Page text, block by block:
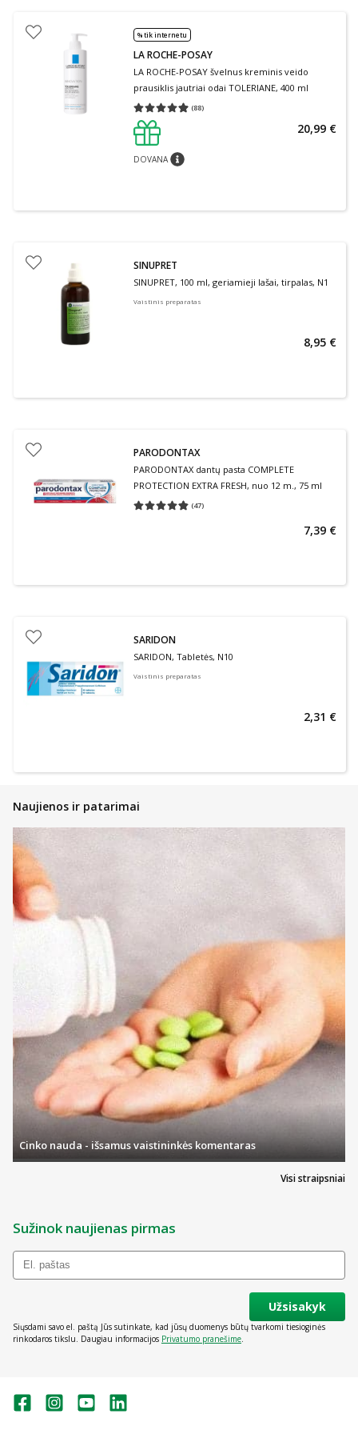
% tik internetu
LA ROCHE-POSAY
LA ROCHE-POSAY švelnus kreminis veido
prausiklis jautriai odai TOLERIANE, 400 ml
(88)
Vidutinis įvertinimas 4.91
DOVANApatarimas
20,99 €
SINUPRET
SINUPRET, 100 ml, geriamieji lašai, tirpalas, N1
Vaistinis preparatas
8,95 €
PARODONTAX
PARODONTAX dantų pasta COMPLETE
PROTECTION EXTRA FRESH, nuo 12 m., 75 ml
(47)
Vidutinis įvertinimas 4.79
7,39 €
SARIDON
SARIDON, Tabletės, N10
Vaistinis preparatas
2,31 €
Naujienos ir patarimai
Visi straipsniai
Cinko nauda - išsamus vaistininkės komentaras
Sužinok naujienas pirmas
Užsisakyk
Siųsdami savo el. paštą Jūs sutinkate, kad jūsų duomenys būtų tvarkomi tiesioginės
rinkodaros tikslu. Daugiau informacijos Privatumo pranešime.